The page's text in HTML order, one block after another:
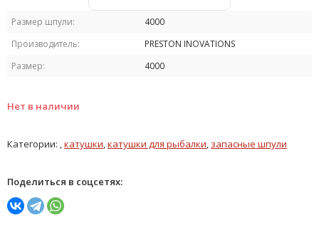
Размер шпули:
4000
Производитель:
PRESTON INOVATIONS
Размер:
4000
Нет в наличии
Категории: , катушки катушки для рыбалки запасные шпули
Поделиться в соцсетях: